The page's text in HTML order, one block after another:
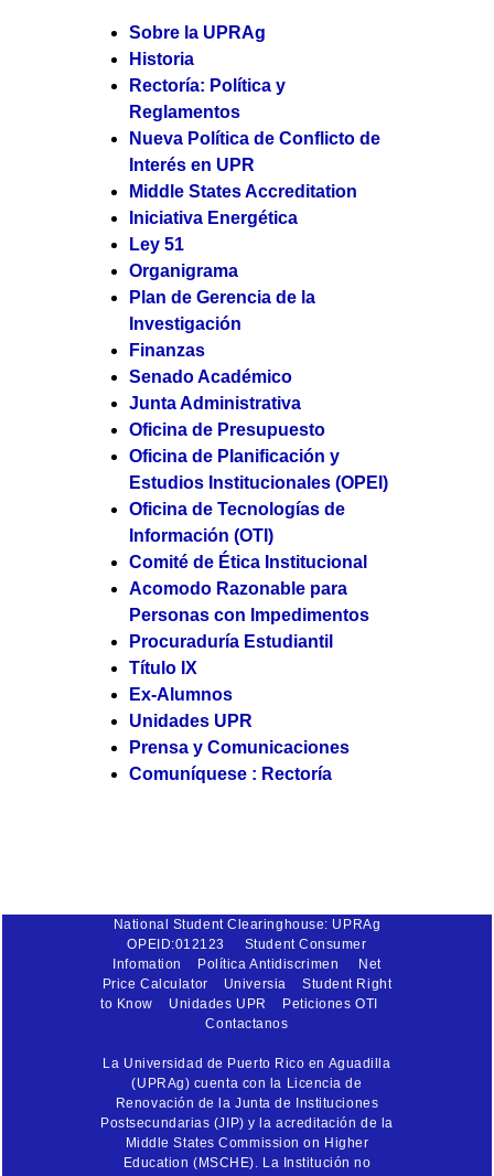
Sobre la UPRAg
Historia
Rectoría: Política y
Reglamentos
Nueva Política de Conflicto de
Interés en UPR
Middle States Accreditation
Iniciativa Energética
Ley 51
Organigrama
Plan de Gerencia de la
Investigación
Finanzas
Senado Académico
Junta Administrativa
Oficina de Presupuesto
Oficina de Planificación y
Estudios Institucionales (OPEI)
Oficina de Tecnologías de
Información (OTI)
Comité de Ética Institucional
Acomodo Razonable para
Personas con Impedimentos
Procuraduría Estudiantil
Título IX
Ex-Alumnos
Unidades UPR
Prensa y Comunicaciones
Comuníquese : Rectoría
National Student Clearinghouse: UPRAg
OPEID:012123
Student Consumer
Infomation
Política Antidiscrimen
Net
Price Calculator
Universia
Student Right
to Know
Unidades UPR
Peticiones OTI
Contactanos
La Universidad de Puerto Rico en Aguadilla
(UPRAg) cuenta con la Licencia de
Renovación de la Junta de Instituciones
Postsecundarias (JIP) y la acreditación de la
Middle States Commission on Higher
Education (MSCHE). La Institución no